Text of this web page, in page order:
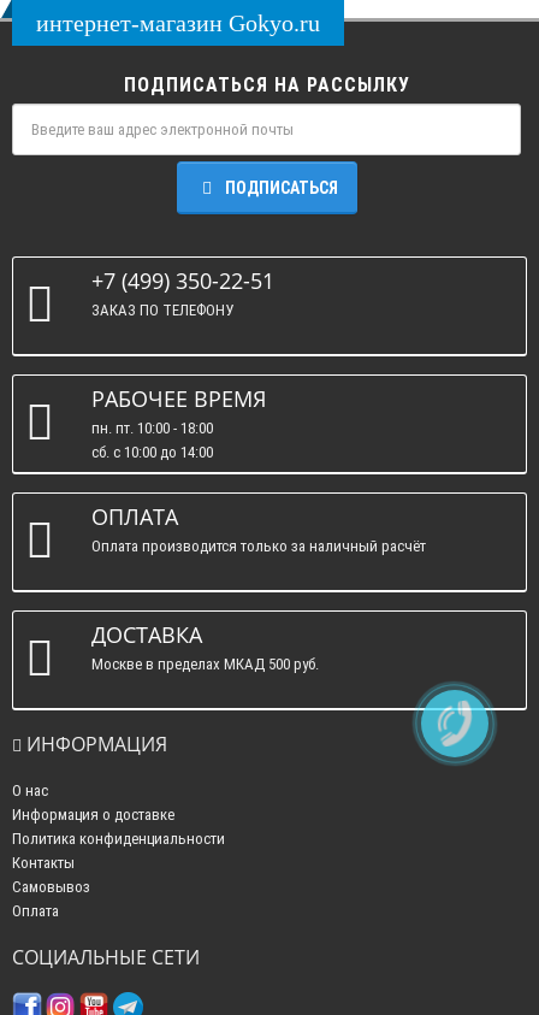
интернет-магазин Gokyo.ru
ПОДПИСАТЬСЯ НА РАССЫЛКУ
ПОДПИСАТЬСЯ
+7 (499) 350-22-51
ЗАКАЗ ПО ТЕЛЕФОНУ
РАБОЧЕЕ ВРЕМЯ
пн. пт. 10:00 - 18:00
сб. c 10:00 до 14:00
вс. : выходные.
ОПЛАТА
Оплата производится только за наличный расчёт
ДОСТАВКА
Москве в пределах МКАД 500 руб.
ИНФОРМАЦИЯ
О нас
Информация о доставке
Политика конфиденциальности
Контакты
Самовывоз
Оплата
СОЦИАЛЬНЫЕ СЕТИ